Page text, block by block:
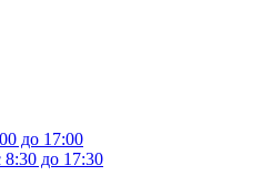
до 17:00
8:30 до 17:30